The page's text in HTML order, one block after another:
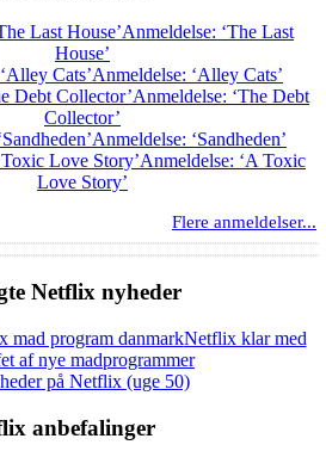
Anmeldelse: ‘The Last
House’
Anmeldelse: ‘Alley Cats’
Anmeldelse: ‘The Debt
Collector’
Anmeldelse: ‘Sandheden’
Anmeldelse: ‘A Toxic
Love Story’
Flere anmeldelser...
Netflix nyheder
Netflix klar med
af nye madprogrammer
på Netflix (uge 50)
anbefalinger